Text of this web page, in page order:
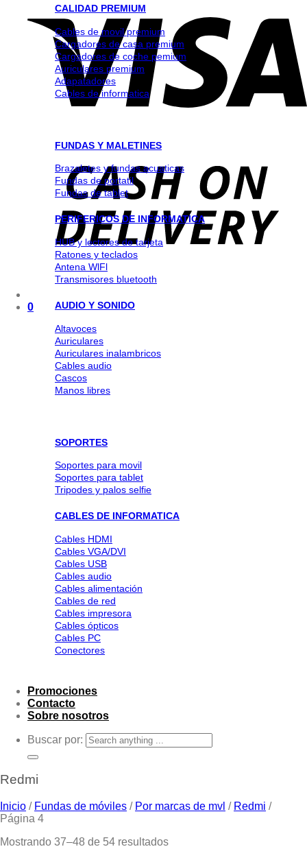
0
CALIDAD PREMIUM
Cables de movil premium
Cargadores de casa premium
Cargadores de coche pemium
Auriculares premium
Adapatadores
Cables de informatica
FUNDAS Y MALETINES
Brazaletes y fundas acuaticas
Fundas de portatil
Fundas de tablet
PERIFERICOS DE INFORMATICA
HUB y lectores de tarjeta
Ratones y teclados
Antena WlFl
Transmisores bluetooth
AUDIO Y SONIDO
Altavoces
Auriculares
Auriculares inalambricos
Cables audio
Cascos
Manos libres
SOPORTES
Soportes para movil
Soportes para tablet
Tripodes y palos selfie
CABLES DE INFORMATICA
Cables HDMI
Cables VGA/DVI
Cables USB
Cables audio
Cables alimentación
Cables de red
Cables impresora
Cables ópticos
Cables PC
Conectores
Promociones
Contacto
Sobre nosotros
Buscar por:
Redmi
Inicio / Fundas de móviles / Por marcas de mvl / Redmi /
Página 4
Mostrando 37–48 de 54 resultados